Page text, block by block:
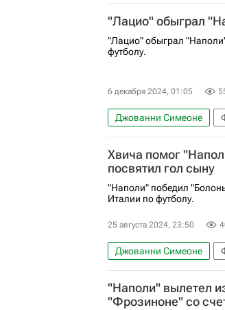
Серия А 2026-2027
"Лацио" обыграл
"Лацио" обыграл
футболу.
6 декабря 2024, 01:05
Джованни Симеоне
Кубок Италии
Хвича помог
посвятил гол сыну
"Наполи" победил
Италии по футболу.
25 августа 2024, 23:50
Джованни Симеоне
Хвича Кварацхелия
Серия А 2026-2027
"Наполи" вылетел
"Фрозиноне" со